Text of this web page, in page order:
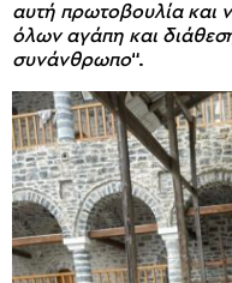
αυτή πρωτοβουλία και
όλων αγάπη και
συνάνθρωπο“.